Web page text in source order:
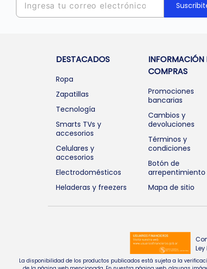
DESTACADOS
Ropa
Zapatillas
Tecnología
Smarts TVs y
accesorios
Celulares y
accesorios
Electrodomésticos
Heladeras y freezers
INFORMACIÓN
COMPRAS
Promociones
bancarias
Cambios y
devoluciones
Términos y
condiciones
Botón de
arrepentimiento
Mapa de sitio
La disponibilidad de los productos publicados está sujeta a la